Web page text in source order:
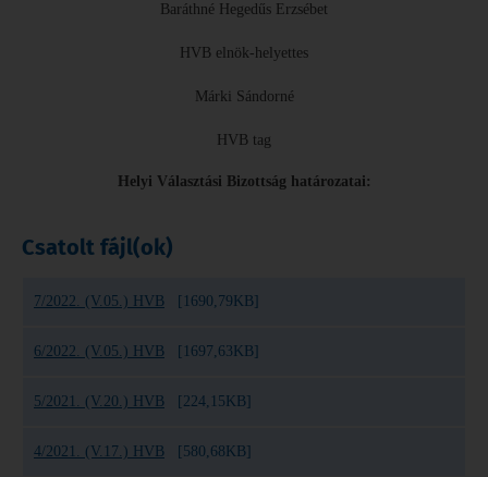
Baráthné Hegedűs Erzsébet
HVB elnök-helyettes
Márki Sándorné
HVB tag
Helyi Választási Bizottság határozatai:
Csatolt fájl(ok)
7/2022. (V.05.) HVB [1690,79KB]
6/2022. (V.05.) HVB [1697,63KB]
5/2021. (V.20.) HVB [224,15KB]
4/2021. (V.17.) HVB [580,68KB]